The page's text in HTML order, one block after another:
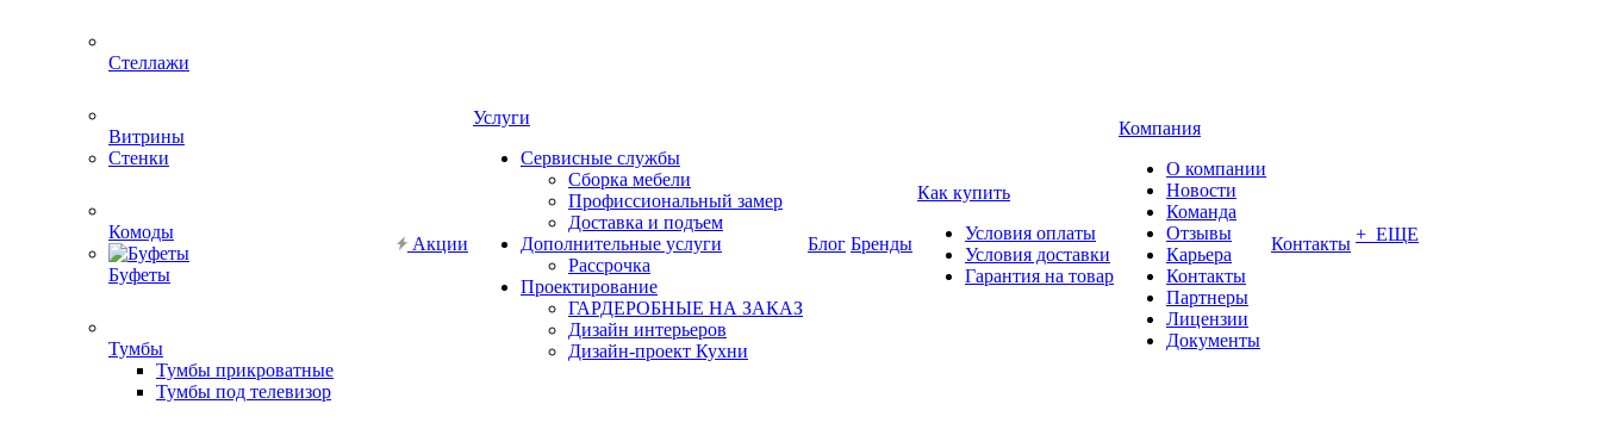
Стеллажи
Витрины
Стенки
Комоды
Буфеты
Тумбы
Тумбы прикроватные
Тумбы под телевизор
Акции
Услуги
Сервисные службы
Сборка мебели
Профиссиональный замер
Доставка и подъем
Дополнительные услуги
Рассрочка
Проектирование
ГАРДЕРОБНЫЕ НА ЗАКАЗ
Дизайн интерьеров
Дизайн-проект Кухни
Блог Бренды
Как купить
Условия оплаты
Условия доставки
Гарантия на товар
Компания
О компании
Новости
Команда
Отзывы
Карьера
Контакты
Партнеры
Лицензии
Документы
Контакты + ЕЩЕ